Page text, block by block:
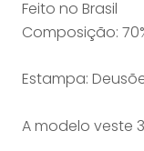
Feito no Brasil
Composição:
Estampa:
A modelo veste